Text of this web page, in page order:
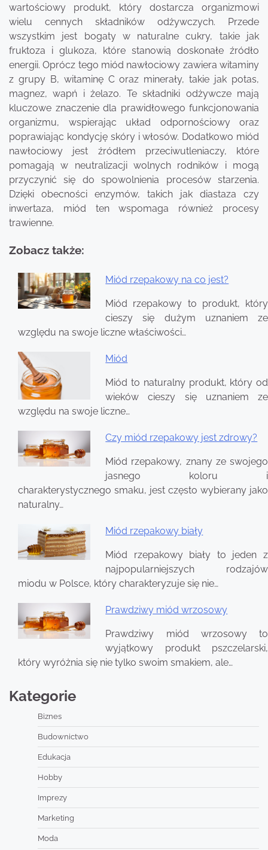
wartościowy produkt, który dostarcza organizmowi
wielu cennych składników odżywczych. Przede
wszystkim jest bogaty w naturalne cukry, takie jak
fruktoza i glukoza, które stanowią doskonałe źródło
energii. Oprócz tego miód nawłociowy zawiera witaminy
z grupy B, witaminę C oraz minerały, takie jak potas,
magnez, wapń i żelazo. Te składniki odżywcze mają
kluczowe znaczenie dla prawidłowego funkcjonowania
organizmu, wspierając układ odpornościowy oraz
poprawiając kondycję skóry i włosów. Dodatkowo miód
nawłociowy jest źródłem przeciwutleniaczy, które
pomagają w neutralizacji wolnych rodników i mogą
przyczynić się do spowolnienia procesów starzenia.
Dzięki obecności enzymów, takich jak diastaza czy
inwertaza, miód ten wspomaga również procesy
trawienne.
Zobacz także:
Miód rzepakowy na co jest?
Miód rzepakowy to produkt, który
cieszy się dużym uznaniem ze
względu na swoje liczne właściwości…
Miód
Miód to naturalny produkt, który od
wieków cieszy się uznaniem ze
względu na swoje liczne…
Czy miód rzepakowy jest zdrowy?
Miód rzepakowy, znany ze swojego
jasnego koloru i
charakterystycznego smaku, jest często wybierany jako
naturalny…
Miód rzepakowy biały
Miód rzepakowy biały to jeden z
najpopularniejszych rodzajów
miodu w Polsce, który charakteryzuje się nie…
Prawdziwy miód wrzosowy
Prawdziwy miód wrzosowy to
wyjątkowy produkt pszczelarski,
który wyróżnia się nie tylko swoim smakiem, ale…
Nawigacja
Kategorie
Biznes
Budownictwo
Edukacja
Hobby
Imprezy
Marketing
Moda